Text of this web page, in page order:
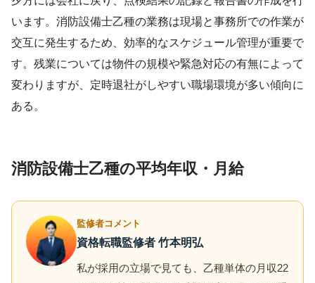
います。消防設備士乙種の業務は現場と事務所での作業が
交互に発生するため、効率的なスケジュール管理が重要で
す。残業については物件の規模や緊急対応の有無によって
変わりますが、定時退社がしやすい職場環境が多い傾向に
ある。
消防設備士乙種の平均年収・月給
監修者コメント
資格転職監修者 竹本明弘
私が採用の立場で見ても、乙種単体の月収22